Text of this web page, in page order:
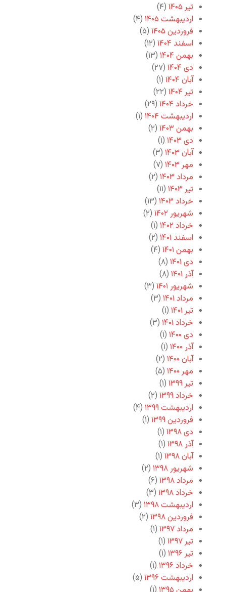
تیر ۱۴۰۵
(۴)
اردیبهشت ۱۴۰۵
(۴)
فروردین ۱۴۰۵
(۵)
اسفند ۱۴۰۴
(۱۲)
بهمن ۱۴۰۴
(۱۳)
دی ۱۴۰۴
(۲۷)
آبان ۱۴۰۴
(۱)
تیر ۱۴۰۴
(۲۲)
خرداد ۱۴۰۴
(۲۹)
اردیبهشت ۱۴۰۴
(۱)
بهمن ۱۴۰۳
(۲)
دی ۱۴۰۳
(۱)
آبان ۱۴۰۳
(۳)
مهر ۱۴۰۳
(۷)
مرداد ۱۴۰۳
(۲)
تیر ۱۴۰۳
(۱۱)
خرداد ۱۴۰۳
(۱۳)
شهریور ۱۴۰۲
(۲)
خرداد ۱۴۰۲
(۱)
اسفند ۱۴۰۱
(۲)
بهمن ۱۴۰۱
(۴)
دی ۱۴۰۱
(۸)
آذر ۱۴۰۱
(۸)
شهریور ۱۴۰۱
(۳)
مرداد ۱۴۰۱
(۳)
تیر ۱۴۰۱
(۱)
خرداد ۱۴۰۱
(۳)
دی ۱۴۰۰
(۱)
آذر ۱۴۰۰
(۱)
آبان ۱۴۰۰
(۲)
مهر ۱۴۰۰
(۵)
تیر ۱۳۹۹
(۱)
خرداد ۱۳۹۹
(۲)
اردیبهشت ۱۳۹۹
(۴)
فروردین ۱۳۹۹
(۱)
دی ۱۳۹۸
(۱)
آذر ۱۳۹۸
(۱)
آبان ۱۳۹۸
(۱)
شهریور ۱۳۹۸
(۲)
مرداد ۱۳۹۸
(۶)
خرداد ۱۳۹۸
(۳)
اردیبهشت ۱۳۹۸
(۳)
فروردین ۱۳۹۸
(۲)
مرداد ۱۳۹۷
(۱)
تیر ۱۳۹۷
(۱)
تیر ۱۳۹۶
(۱)
خرداد ۱۳۹۶
(۱)
اردیبهشت ۱۳۹۶
(۵)